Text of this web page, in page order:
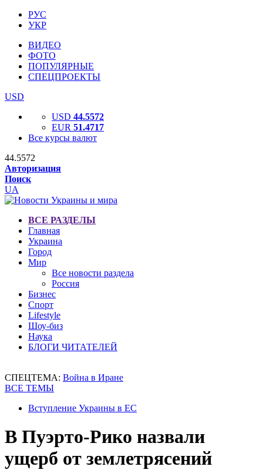
РУС
УКР
ВИДЕО
ФОТО
ПОПУЛЯРНЫЕ
СПЕЦПРОЕКТЫ
USD
USD 44.5572
EUR 51.4717
Все курсы валют
44.5572
Авторизация
Поиск
UA
ВСЕ РАЗДЕЛЫ
Главная
Украина
Город
Мир
Все новости раздела
Россия
Бизнес
Спорт
Lifestyle
Шоу-биз
Наука
БЛОГИ ЧИТАТЕЛЕЙ
СПЕЦТЕМА: Война в Иране
ВСЕ ТЕМЫ
Вступление Украины в ЕС
В Пуэрто-Рико назвали
ущерб от землетрясений